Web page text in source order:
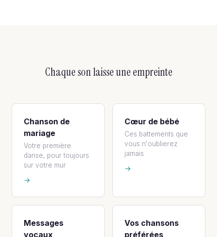
Chaque son laisse une empreinte
Chanson de
mariage
Votre première
danse, pour toujours
sur votre mur
→
Cœur de bébé
Ces battements que
vous n'oublierez
jamais
→
Messages
vocaux
Vos chansons
préférées